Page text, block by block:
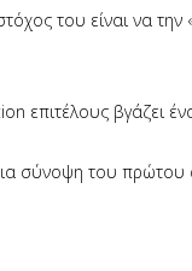
του είναι να
επιτέλους βγάζει
σύνοψη του